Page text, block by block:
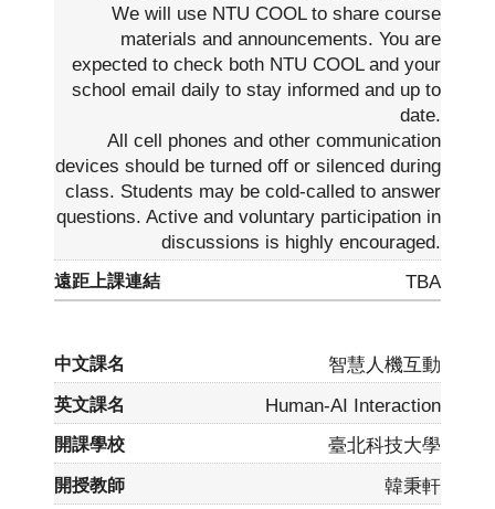
We will use NTU COOL to share course
materials and announcements. You are
expected to check both NTU COOL and your
school email daily to stay informed and up to
date.
All cell phones and other communication
devices should be turned off or silenced during
class. Students may be cold-called to answer
questions. Active and voluntary participation in
discussions is highly encouraged.
TBA
智慧人機互動
Human-AI Interaction
臺北科技大學
韓秉軒